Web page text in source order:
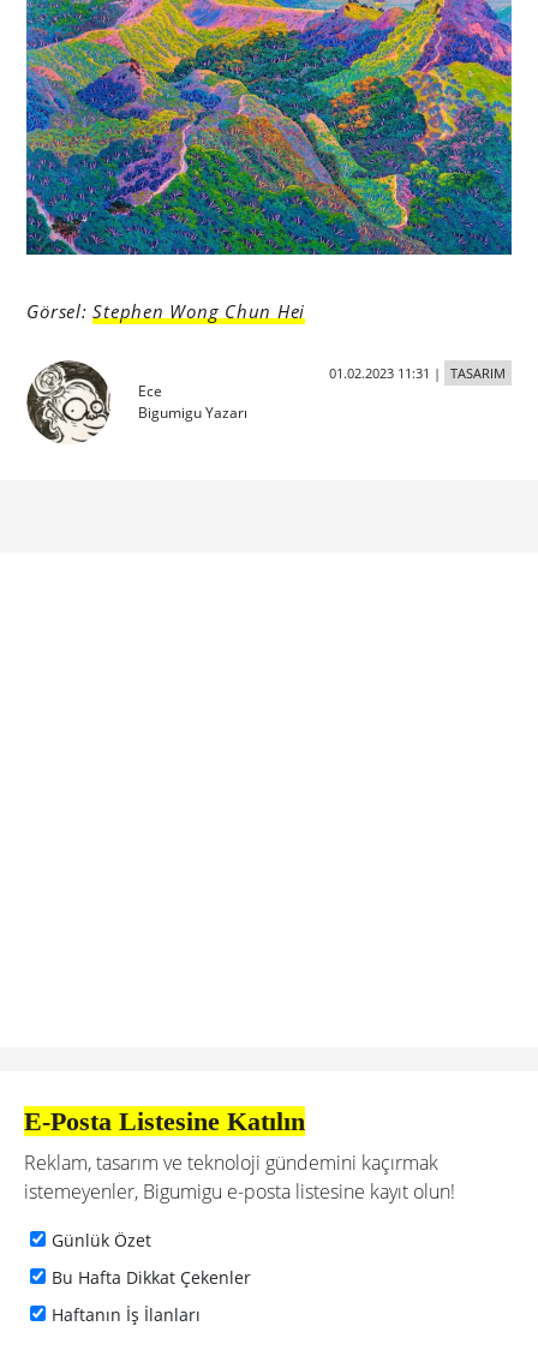
Görsel:Stephen Wong Chun Hei
Ece
Bigumigu Yazarı
01.02.2023 11:31 | TASARIM
E-Posta Listesine Katılın
Reklam, tasarım ve teknoloji gündemini kaçırmak
istemeyenler, Bigumigu e-posta listesine kayıt olun!
Günlük Özet
Bu Hafta Dikkat Çekenler
Haftanın İş İlanları